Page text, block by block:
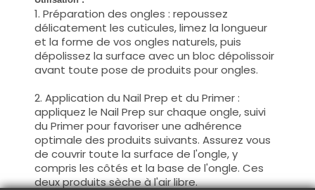
1. Préparation des ongles : repoussez
délicatement les cuticules, limez la longueur
et la forme de vos ongles naturels, puis
dépolissez la surface avec un bloc dépolissoir
avant toute pose de produits pour ongles.
2. Application du Nail Prep et du Primer :
appliquez le Nail Prep sur chaque ongle, suivi
du Primer pour favoriser une adhérence
optimale des produits suivants. Assurez vous
de couvrir toute la surface de l'ongle, y
compris les côtés et la base de l'ongle. Ces
deux produits sèche à l'air libre.